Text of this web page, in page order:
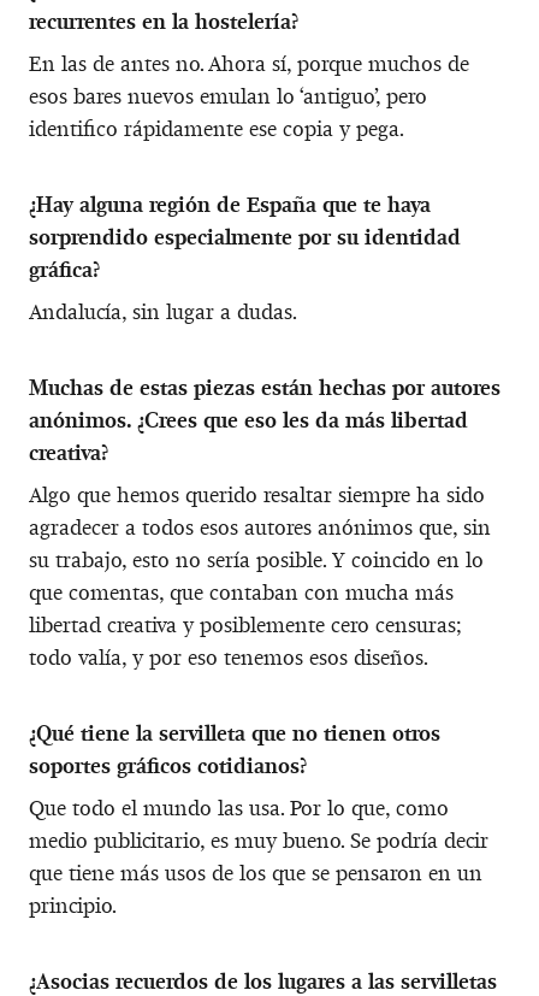
recurrentes en la hostelería?
En las de antes no. Ahora sí, porque muchos de
esos bares nuevos emulan lo ‘antiguo’, pero
identifico rápidamente ese copia y pega.
¿Hay alguna región de España que te haya
sorprendido especialmente por su identidad
gráfica?
Andalucía, sin lugar a dudas.
Muchas de estas piezas están hechas por autores
anónimos. ¿Crees que eso les da más libertad
creativa?
Algo que hemos querido resaltar siempre ha sido
agradecer a todos esos autores anónimos que, sin
su trabajo, esto no sería posible. Y coincido en lo
que comentas, que contaban con mucha más
libertad creativa y posiblemente cero censuras;
todo valía, y por eso tenemos esos diseños.
¿Qué tiene la servilleta que no tienen otros
soportes gráficos cotidianos?
Que todo el mundo las usa. Por lo que, como
medio publicitario, es muy bueno. Se podría decir
que tiene más usos de los que se pensaron en un
principio.
¿Asocias recuerdos de los lugares a las servilletas